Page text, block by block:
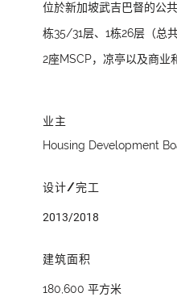
位於新加坡武吉巴督的公
栋35/31层、1栋26层（总
2座MSCP，凉亭以及商业
业主
Housing Development
设计/完工
2013/2018
建筑面积
180,600 平方米